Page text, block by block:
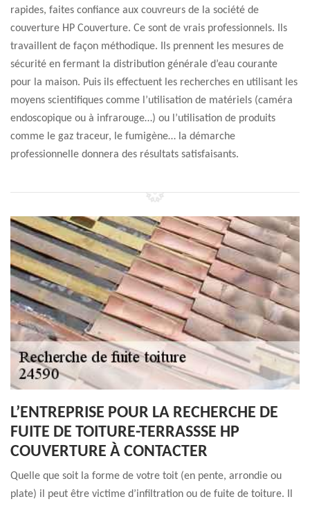
rapides, faites confiance aux couvreurs de la société de
couverture HP Couverture. Ce sont de vrais professionnels. Ils
travaillent de façon méthodique. Ils prennent les mesures de
sécurité en fermant la distribution générale d’eau courante
pour la maison. Puis ils effectuent les recherches en utilisant les
moyens scientifiques comme l’utilisation de matériels (caméra
endoscopique ou à infrarouge…) ou l’utilisation de produits
comme le gaz traceur, le fumigène… la démarche
professionnelle donnera des résultats satisfaisants.
L’ENTREPRISE POUR LA RECHERCHE DE
FUITE DE TOITURE-TERRASSSE HP
COUVERTURE À CONTACTER
Quelle que soit la forme de votre toit (en pente, arrondie ou
plate) il peut être victime d’infiltration ou de fuite de toiture. Il